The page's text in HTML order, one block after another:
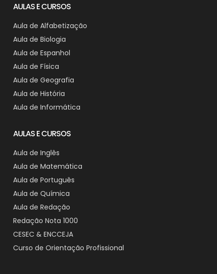
AULAS E CURSOS
Aula de Alfabetização
Aula de Biologia
Aula de Espanhol
Aula de Física
Aula de Geografia
Aula de História
Aula de Informática
AULAS E CURSOS
Aula de Inglês
Aula de Matemática
Aula de Português
Aula de Química
Aula de Redação
Redação Nota 1000
CESEC & ENCCEJA
Curso de Orientação Profissional